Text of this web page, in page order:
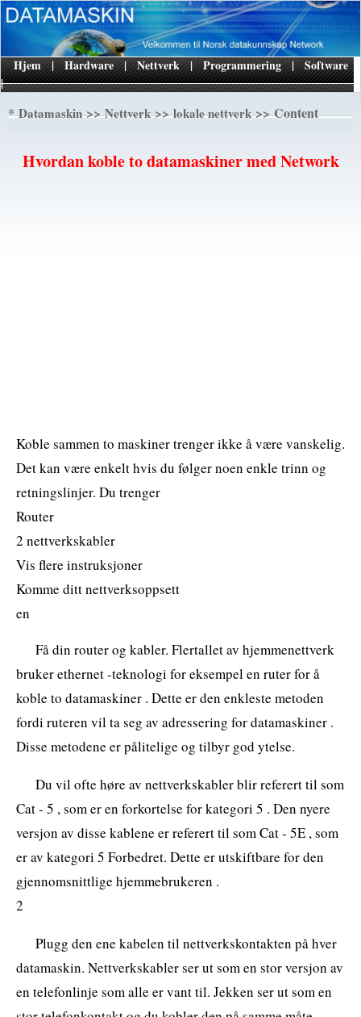
|
Hjem | Hardware | Nettverk | Programmering | Software
*Datamaskin>>Nettverk>>lokale nettverk>> Content
Hvordan koble to datamaskiner med Network
Koble sammen to maskiner trenger ikke å være vanskelig.
Det kan være enkelt hvis du følger noen enkle trinn og
retningslinjer. Du trenger
Router
2 nettverkskabler
Vis flere instruksjoner
Komme ditt nettverksoppsett
en
Få din router og kabler. Flertallet av hjemmenettverk
bruker ethernet -teknologi for eksempel en ruter for å
koble to datamaskiner . Dette er den enkleste metoden
fordi ruteren vil ta seg av adressering for datamaskiner .
Disse metodene er pålitelige og tilbyr god ytelse.
Du vil ofte høre av nettverkskabler blir referert til som
Cat - 5 , som er en forkortelse for kategori 5 . Den nyere
versjon av disse kablene er referert til som Cat - 5E , som
er av kategori 5 Forbedret. Dette er utskiftbare for den
gjennomsnittlige hjemmebrukeren .
2
Plugg den ene kabelen til nettverkskontakten på hver
datamaskin. Nettverkskabler ser ut som en stor versjon av
en telefonlinje som alle er vant til. Jekken ser ut som en